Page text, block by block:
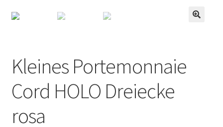
Kleines Portemonnaie
Cord HOLO Dreiecke
rosa